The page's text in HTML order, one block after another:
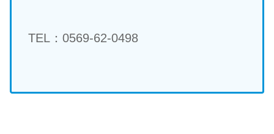
TEL：0569-62-0498